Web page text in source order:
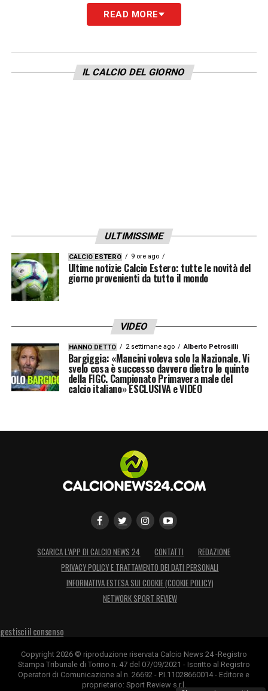
Calciomercato Napoli, dunque, si muove
Fabio Miretti. Le prossime ore saranno
READ MORE
IL CALCIO DEL GIORNO
ULTIMISSIME
CALCIO ESTERO 9 ore ago
Ultime notizie Calcio Estero: tutte le novità del
giorno provenienti da tutto il mondo
VIDEO
HANNO DETTO 2 settimane ago Alberto Petrosilli
Bargiggia: «Mancini voleva solo la Nazionale. Vi
svelo cosa è successo davvero dietro le quinte
della FIGC. Campionato Primavera male del
calcio italiano» ESCLUSIVA e VIDEO
SCARICA L’APP DI CALCIO NEWS 24 CONTATTI
REDAZIONE
PRIVACY POLICY E TRATTAMENTO DEI DATI PERSONALI
INFORMATIVA ESTESA SUI COOKIE (COOKIE POLICY)
NETWORK SPORT REVIEW
gestisci il consenso
Copyright 2026 © riproduzione riservata Calcio News 24 -Registro
Stampa Tribunale di Torino n. 47 del 07/09/2021 - Iscritto al Registro
Operatori di Comunicazione al n. 26692 - P.I.11028660014 - Editore e
proprietario: Sport Review s.r.l.